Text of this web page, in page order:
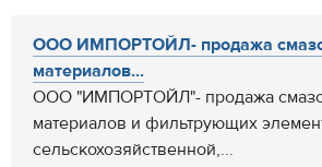
ООО ИМПОРТОЙЛ- продажа
материалов...
ООО "ИМПОРТОЙЛ"- продажа
материалов и фильтрующих
сельскохозяйственной,...